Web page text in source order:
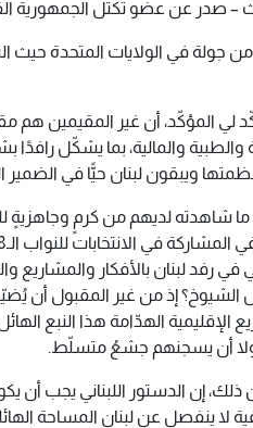
– صدر عن عضو تكتل الجمهورية
جولة في الولايات المتحدة حيث
لي المؤكّد، أن غير المقيمين
والطبية والمالية، بما يشكّل
ويبقون لبنان حيًّا في
ما شاهدته لديهم من كرمٍ
في رفد لبنان بالأفكار والمشاريع
الشيوخ؟ إذ من غير المقبول أن
الإقليمية الهدّامة هذا النبع
أن يسجنهم جشعُ متسلّط.
ذلك، إن الدستور اللبناني يجب أن
لا ينفصل عن لبنان المساحة